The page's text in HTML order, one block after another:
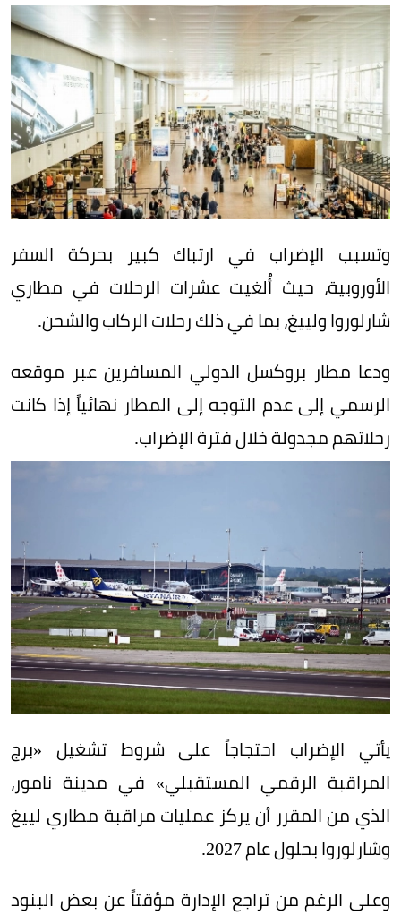
وتسبب الإضراب في ارتباك كبير بحركة السفر
الأوروبية، حيث أُلغيت عشرات الرحلات في مطاري
شارلوروا ولييغ، بما في ذلك رحلات الركاب والشحن.
ودعا مطار بروكسل الدولي المسافرين عبر موقعه
الرسمي إلى عدم التوجه إلى المطار نهائياً إذا كانت
رحلاتهم مجدولة خلال فترة الإضراب.
يأتي الإضراب احتجاجاً على شروط تشغيل «برج
المراقبة الرقمي المستقبلي» في مدينة نامور،
الذي من المقرر أن يركز عمليات مراقبة مطاري لييغ
وشارلوروا بحلول عام 2027.
وعلى الرغم من تراجع الإدارة مؤقتاً عن بعض البنود